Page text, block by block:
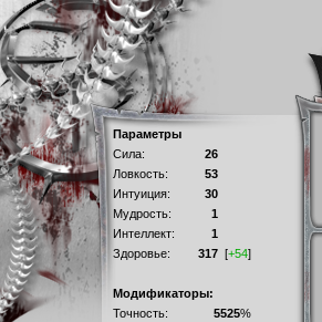
Параметры
Сила:
26
Ловкость:
53
Интуиция:
30
Мудрость:
1
Интеллект:
1
Здоровье:
317 [+54]
Модификаторы:
Точность:
5525%